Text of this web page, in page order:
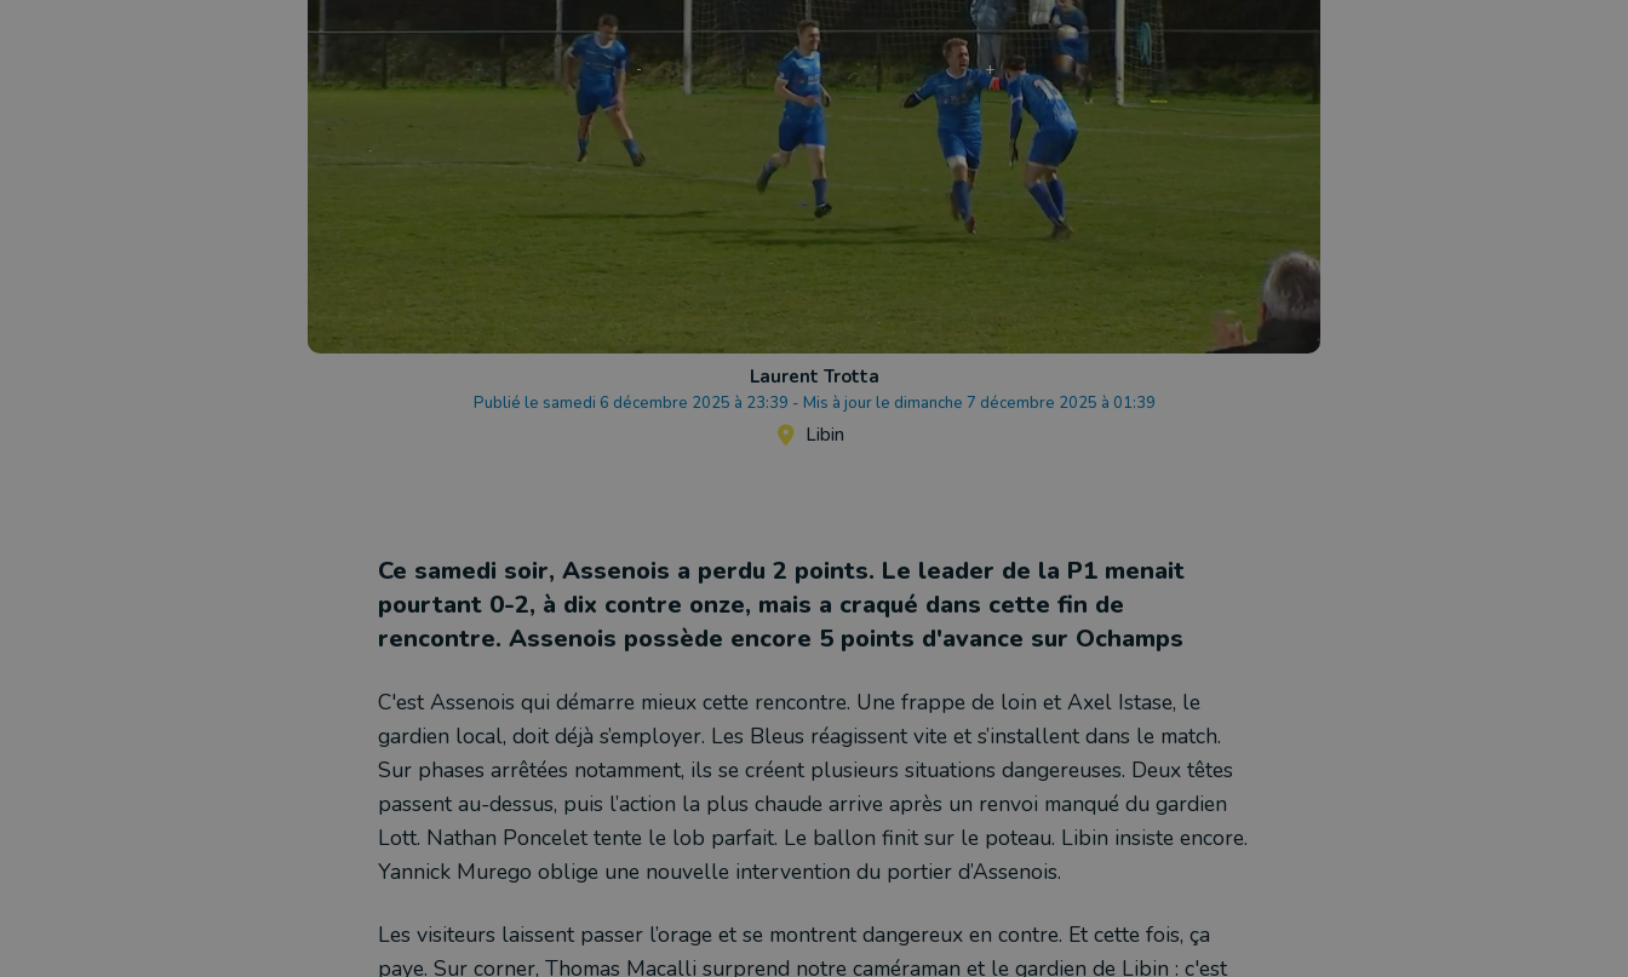
Laurent Trotta
Publié le samedi 6 décembre 2025 à 23:39 - Mis à jour le dimanche 7 décembre 2025 à 01:39
Libin
Ce samedi soir, Assenois a perdu 2 points. Le leader de la P1 menait
pourtant 0-2, à dix contre onze, mais a craqué dans cette fin de
rencontre. Assenois possède encore 5 points d'avance sur Ochamps
C'est Assenois qui démarre mieux cette rencontre. Une frappe de loin et Axel Istase, le
gardien local, doit déjà s’employer. Les Bleus réagissent vite et s’installent dans le match.
Sur phases arrêtées notamment, ils se créent plusieurs situations dangereuses. Deux têtes
passent au-dessus, puis l’action la plus chaude arrive après un renvoi manqué du gardien
Lott. Nathan Poncelet tente le lob parfait. Le ballon finit sur le poteau. Libin insiste encore.
Yannick Murego oblige une nouvelle intervention du portier d’Assenois.
Les visiteurs laissent passer l’orage et se montrent dangereux en contre. Et cette fois, ça
paye. Sur corner, Thomas Macalli surprend notre caméraman et le gardien de Libin : c'est